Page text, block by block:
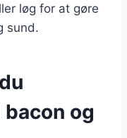
løg for at gøre
sund.
og